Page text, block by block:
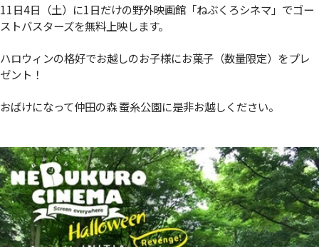
11日4日（土）に1日だけの野外映画館「ねぶくろシネマ」でゴー
ストバスターズを無料上映します。
ハロウィンの格好でお越しのお子様にお菓子（数量限定）をプレ
ゼント！
おばけになって仲田の森 蚕糸公園に是非お越しください。